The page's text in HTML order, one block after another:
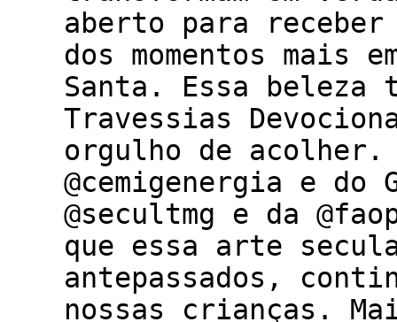
aberto para receber
dos momentos mais
Santa. Essa
Travessias
orgulho de acolher.
@cemigenergia e do
@secultmg e da
que essa arte
antepassados,
nossas crianças.